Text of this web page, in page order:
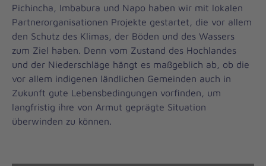
Pichincha, Imbabura und Napo haben wir mit lokalen
Partnerorganisationen Projekte gestartet, die vor allem
den Schutz des Klimas, der Böden und des Wassers
zum Ziel haben. Denn vom Zustand des Hochlandes
und der Niederschläge hängt es maßgeblich ab, ob die
vor allem indigenen ländlichen Gemeinden auch in
Zukunft gute Lebensbedingungen vorfinden, um
langfristig ihre von Armut geprägte Situation
überwinden zu können.